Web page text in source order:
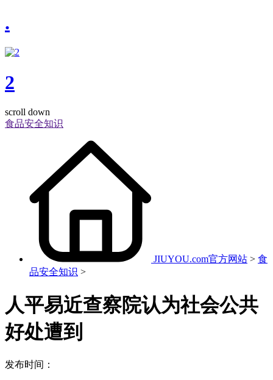
.
2
scroll down
食品安全知识
JIUYOU.com官方网站 > 食
品安全知识 >
人平易近查察院认为社会公共
好处遭到
发布时间：